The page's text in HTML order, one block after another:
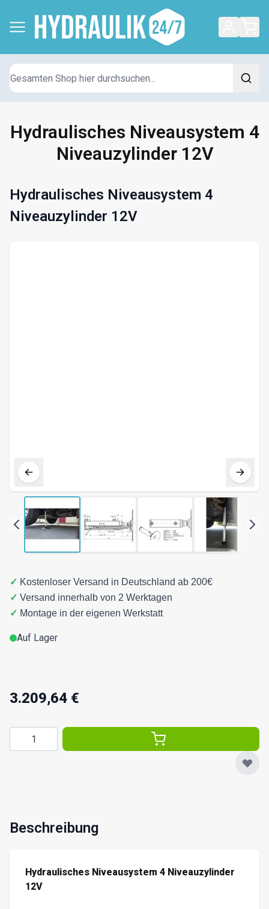
Suchen
Hydraulisches Niveausystem 4
Niveauzylinder 12V
Hydraulisches Niveausystem 4
Niveauzylinder 12V
✓ Kostenloser Versand in Deutschland ab 200€
✓ Versand innerhalb von 2 Werktagen
✓ Montage in der eigenen Werkstatt
Auf Lager
3.209,64 €
Menge
Beschreibung
Hydraulisches Niveausystem 4 Niveauzylinder
12V